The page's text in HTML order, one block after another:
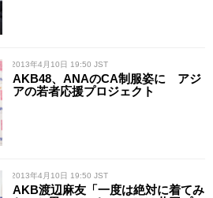
/ 2013年4月10日 19:50 JST
AKB48、ANAのCA制服姿に アジ
アの若者応援プロジェクト
/ 2013年4月10日 19:50 JST
AKB渡辺麻友「一度は絶対に着てみ